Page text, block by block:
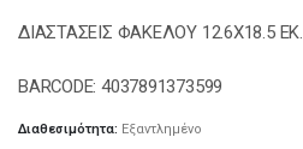
ΔΙΑΣΤΑΣΕΙΣ ΦΑΚΕΛΟΥ 12.6Χ18.5 ΕΚ.
BARCODE: 4037891373599
Διαθεσιμότητα: Εξαντλημένο